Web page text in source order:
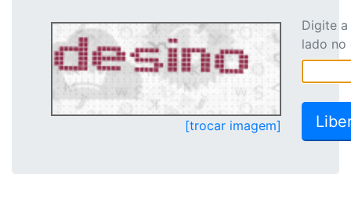
[trocar imagem]
Digite
lado no